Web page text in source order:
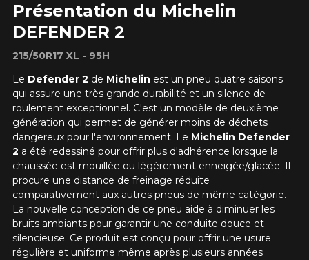
Présentation du Michelin
DEFENDER 2
215/50R17 XL - 95H
Le Defender 2 de Michelin est un pneu quatre saisons
qui assure une très grande durabilité et un silence de
roulement exceptionnel. C'est un modèle de deuxième
génération qui permet de générer moins de déchets
dangereux pour l'environnement. Le Michelin Defender
2 a été redessiné pour offrir plus d'adhérence lorsque la
chaussée est mouillée ou légèrement enneigée/glacée. Il
procure une distance de freinage réduite
comparativement aux autres pneus de même catégorie.
La nouvelle conception de ce pneu aide à diminuer les
bruits ambiants pour garantir une conduite douce et
silencieuse. Ce produit est conçu pour offrir une usure
régulière et uniforme même après plusieurs années